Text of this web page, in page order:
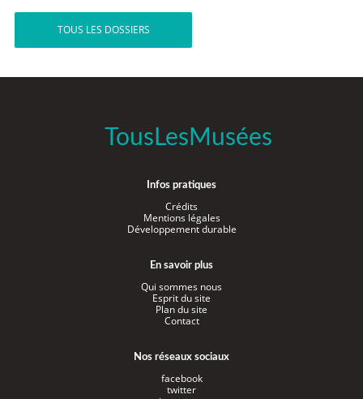
TOUS LES DOSSIERS
TousLesMusées
Infos pratiques
Crédits
Mentions légales
Développement durable
En savoir plus
Qui sommes nous
Esprit du site
Plan du site
Contact
Nos réseaux sociaux
facebook
twitter